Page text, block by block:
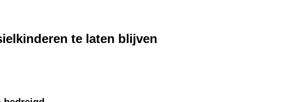
te laten blijven